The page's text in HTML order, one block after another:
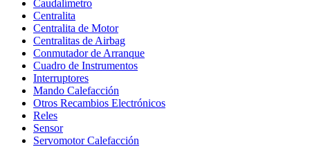
Caudalímetro
Centralita
Centralita de Motor
Centralitas de Airbag
Conmutador de Arranque
Cuadro de Instrumentos
Interruptores
Mando Calefacción
Otros Recambios Electrónicos
Reles
Sensor
Servomotor Calefacción